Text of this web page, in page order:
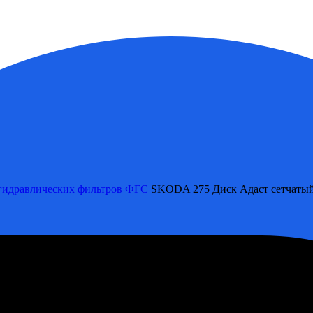
фильтров ФГС SKODA 275 Диск Адаст